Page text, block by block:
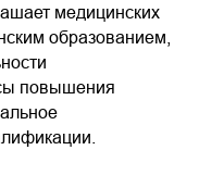
медицинских
образованием,
повышения